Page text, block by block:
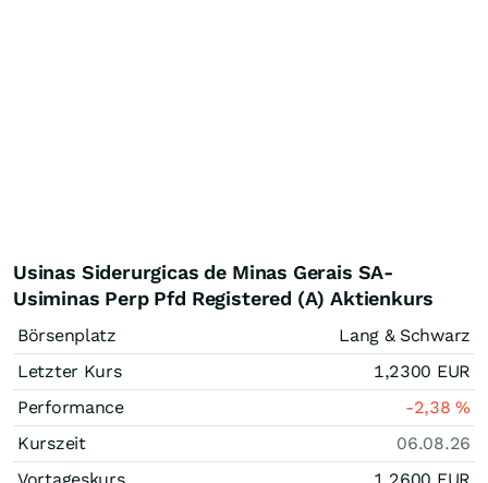
Usinas Siderurgicas de Minas Gerais SA-
Usiminas Perp Pfd Registered (A) Aktienkurs
Börsenplatz
Lang & Schwarz
Letzter Kurs
1,2300 EUR
Performance
-2,38%
Kurszeit
06.08.26
Vortageskurs
1,2600 EUR